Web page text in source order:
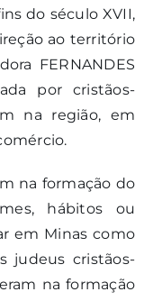
do século XVII,
ao território
FERNANDES
por cristãos-
na região, em
na formação do
hábitos ou
em Minas como
judeus cristãos-
na formação